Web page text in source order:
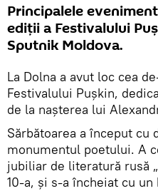
Principalele
ediții a Festivalului
Sputnik Moldova.
La Dolna a avut loc cea
Festivalului Pușkin,
de la nașterea lui
Sărbătoarea a început cu
monumentul poetului. A
jubiliar de literatură rusă
10-a, și s-a încheiat cu